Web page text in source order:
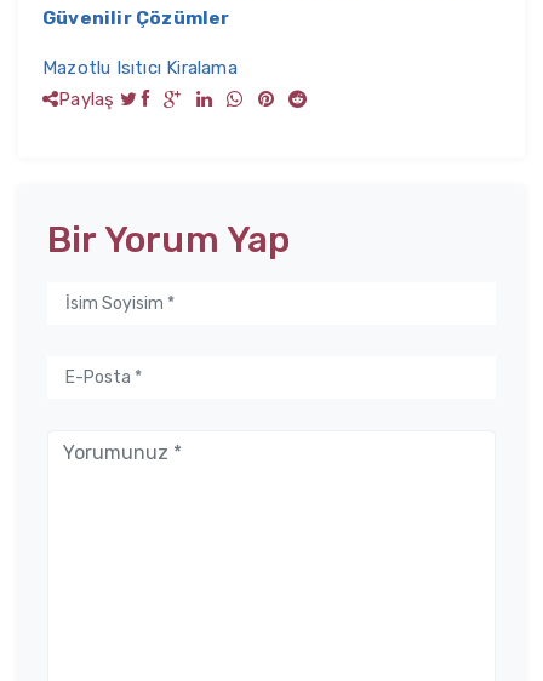
Güvenilir Çözümler
Mazotlu Isıtıcı Kiralama
Paylaş
Bir Yorum Yap